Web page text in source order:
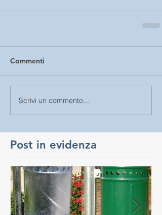
Commenti
Scrivi un commento...
Post in evidenza